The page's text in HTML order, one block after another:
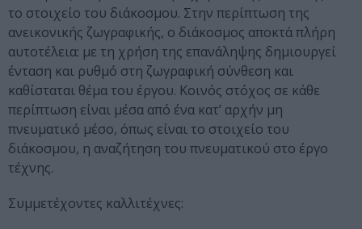
το στοιχείο του διάκοσμου. Στην περίπτωση της
ανεικονικής ζωγραφικής, ο διάκοσμος αποκτά πλήρη
αυτοτέλεια: με τη χρήση της επανάληψης δημιουργεί
ένταση και ρυθμό στη ζωγραφική σύνθεση και
καθίσταται θέμα του έργου. Κοινός στόχος σε κάθε
περίπτωση είναι μέσα από ένα κατ’ αρχήν μη
πνευματικό μέσο, όπως είναι το στοιχείο του
διάκοσμου, η αναζήτηση του πνευματικού στο έργο
τέχνης.
Συμμετέχοντες καλλιτέχνες: